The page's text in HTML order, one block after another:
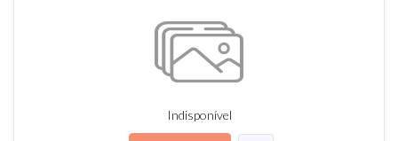
Indisponível